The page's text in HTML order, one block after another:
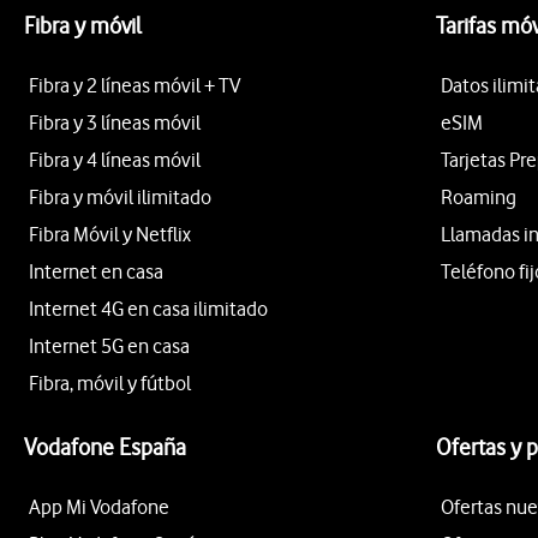
Fibra y móvil
Fibra y 2 líneas móvil + TV
Fibra y 3 líneas móvil
Fibra y 4 líneas móvil
Fibra y móvil ilimitado
Fibra Móvil y Netflix
Internet en casa
Internet 4G en casa ilimitado
Internet 5G en casa
Fibra, móvil y fútbol
Tarifas
Datos
eSIM
Tarjetas
Roaming
Llamadas
Teléfono
Vodafone España
App Mi Vodafone
Ofertas y
Ofertas